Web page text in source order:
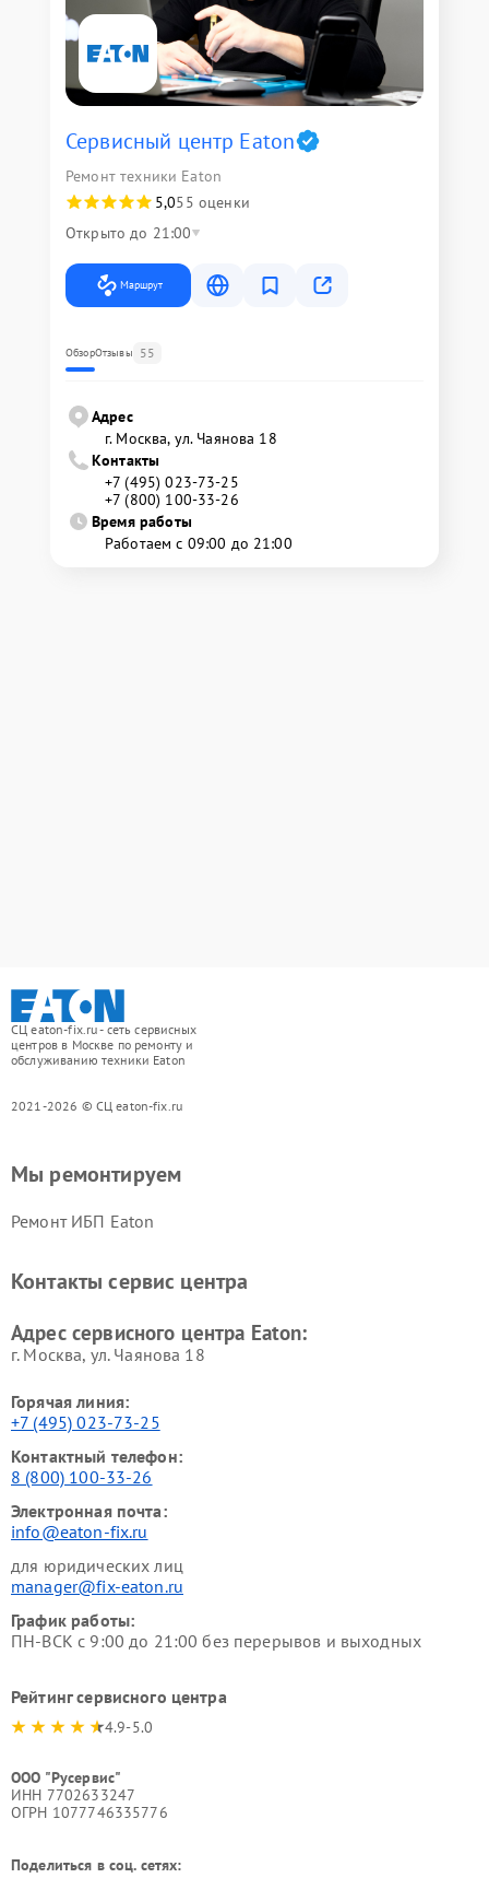
Сервисный центр Eaton
Ремонт техники Eaton
5,055 оценки
Открыто до 21:00
Маршрут
ОбзорОтзывы 55
Адрес
г. Москва, ул. Чаянова 18
Контакты
+7 (495) 023-73-25
+7 (800) 100-33-26
Время работы
Работаем с 09:00 до 21:00
СЦ eaton-fix.ru - сеть сервисных
центров в Москве по ремонту и
обслуживанию техники Eaton
2021-2026 © СЦ eaton-fix.ru
Мы ремонтируем
Ремонт ИБП Eaton
Контакты сервис центра
Адрес сервисного центра Eaton:
г. Москва, ул. Чаянова 18
Горячая линия:
+7 (495) 023-73-25
Контактный телефон:
8 (800) 100-33-26
Электронная почта:
info@eaton-fix.ru
для юридических лиц
manager@fix-eaton.ru
График работы:
ПН-ВСК с 9:00 до 21:00 без перерывов и выходных
Рейтинг сервисного центра
4.9-5.0
ООО "Русервис"
ИНН 7702633247
ОГРН 1077746335776
Поделиться в соц. сетях: